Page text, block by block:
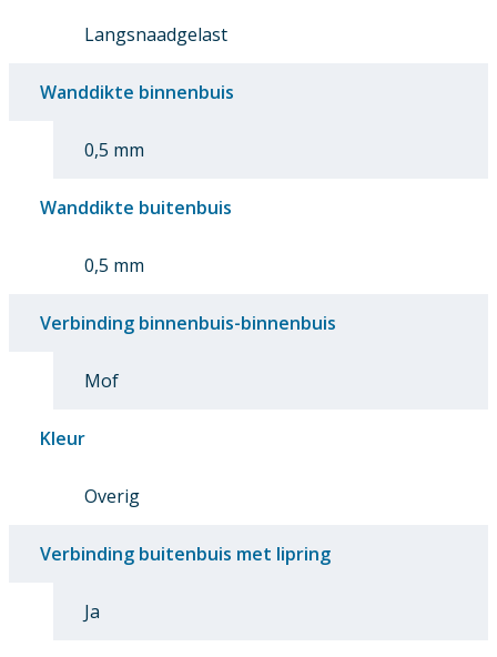
Langsnaadgelast
Wanddikte binnenbuis
0,5 mm
Wanddikte buitenbuis
0,5 mm
Verbinding binnenbuis-binnenbuis
Mof
Kleur
Overig
Verbinding buitenbuis met lipring
Ja